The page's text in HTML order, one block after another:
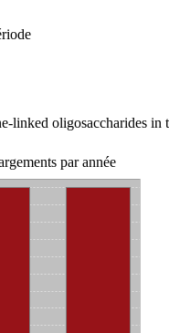
linked oligosaccharides
par année